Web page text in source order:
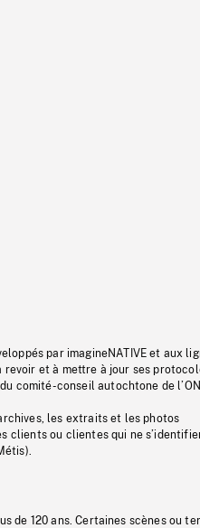
par imagineNATIVE et aux
revoir et à mettre à jour ses
comité-conseil autochtone de
les extraits et les photos
clients ou clientes qui ne
de 120 ans. Certaines scènes ou